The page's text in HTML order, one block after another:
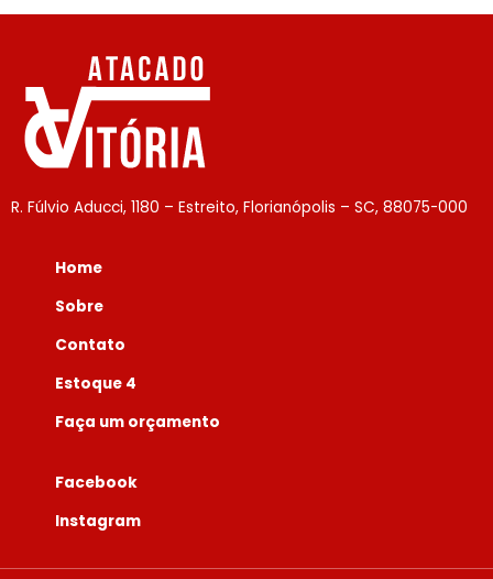
R. Fúlvio Aducci, 1180 – Estreito, Florianópolis – SC, 88075-000
Home
Sobre
Contato
Estoque 4
Faça um orçamento
Facebook
Instagram